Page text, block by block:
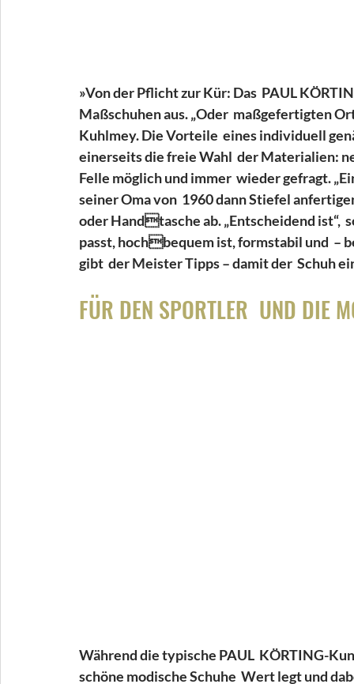
»Von der Pflicht zur Kür: Das  PAUL
Maßschuhen aus. „Oder  maßgefertigten
Kuhlmey. Die Vorteile  eines individuell
einerseits die freie Wahl  der Materialien:
Felle möglich und immer  wieder gefragt.
seiner Oma von  1960 dann Stiefel
oder Handtasche ab. „Entscheidend ist“,
passt, hochbequem ist, formstabil und  –
gibt  der Meister Tipps – damit der  Schuh
FÜR DEN SPORTLER  UND DIE
Während die typische PAUL  KÖRTING-
schöne modische Schuhe  Wert legt und